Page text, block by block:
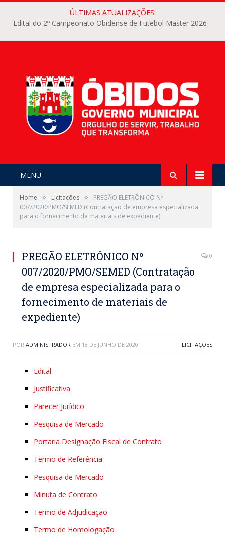
ÚLTIMAS ATUALIZAÇÕES:
Edital do 2º Campeonato Obidense de Futebol Master 2026
MENU
Home » Licitações »
PREGÃO ELETRÔNICO Nº
007/2020/PMO/SEMED (Contratação de empresa especializada
para o fornecimento de materiais de expediente)
PREGÃO ELETRÔNICO Nº
007/2020/PMO/SEMED (Contratação
de empresa especializada para o
fornecimento de materiais de
expediente)
0
POR ADMINISTRADOR EM 18 DE JUNHO DE 2020 LICITAÇÕES
Edital
Justificativa
Parecer Jurídico
Pesquisa de Mercado
Portaria Designação Fiscal de Contrato
Termo de Referência
Pesquisa de Mercado
Minuta de Contrato
Termo de Adjudicação
Termo de Homologação